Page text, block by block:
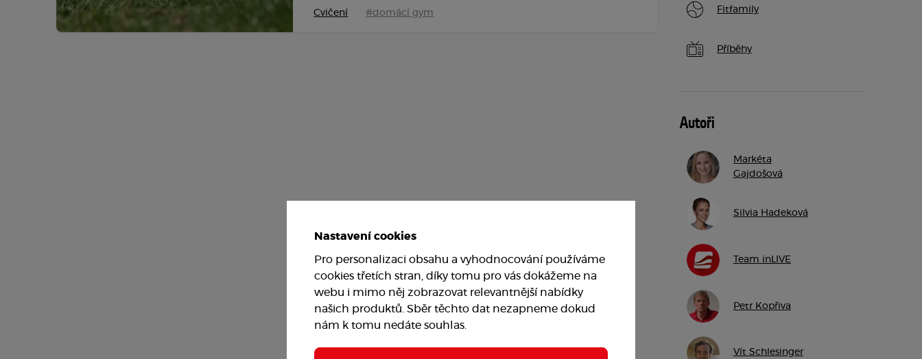
Cvičení #domácí gym Fitfamily
Příběhy
Autoři
Markéta
Gajdošová
Silvia Hadeková
Team inLIVE
Petr Kopřiva
Vít Schlesinger
Nastavení cookies
Pro personalizaci obsahu a vyhodnocování používáme
cookies třetích stran, díky tomu pro vás dokážeme na
webu i mimo něj zobrazovat relevantnější nabídky
našich produktů. Sběr těchto dat nezapneme dokud
nám k tomu nedáte souhlas.